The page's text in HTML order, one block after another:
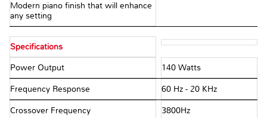
Modern piano finish that will enhance
any setting
Specifications
Power Output 140 Watts
Frequency Response 60 Hz - 20 KHz
Crossover Frequency 3800Hz